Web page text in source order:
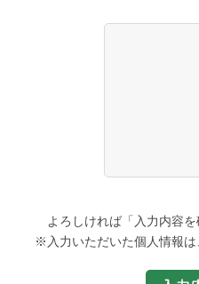
よろしければ「入力内容
※入力いただいた個人情報